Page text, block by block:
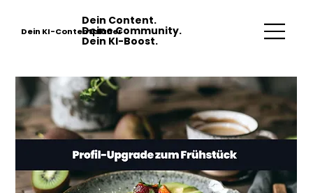
Dein Content.
Deine Community.
Dein KI-Boost.
Dein KI-Contentplaner